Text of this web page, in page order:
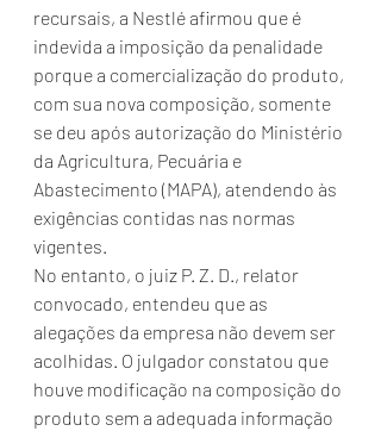
recursais, a Nestlé afirmou que é
indevida a imposição da penalidade
porque a comercialização do produto,
com sua nova composição, somente
se deu após autorização do Ministério
da Agricultura, Pecuária e
Abastecimento (MAPA), atendendo às
exigências contidas nas normas
vigentes.
No entanto, o juiz P. Z. D., relator
convocado, entendeu que as
alegações da empresa não devem ser
acolhidas. O julgador constatou que
houve modificação na composição do
produto sem a adequada informação